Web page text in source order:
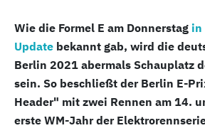
Wie die Formel E am Donnerstag in
Update bekannt gab, wird die
Berlin 2021 abermals Schauplatz
sein. So beschließt der Berlin E-
Header" mit zwei Rennen am 14.
erste WM-Jahr der